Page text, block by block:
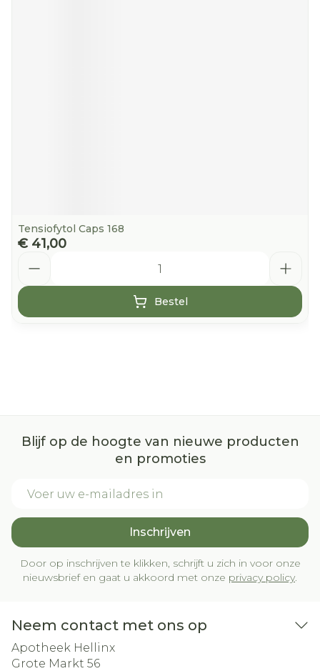
Tensiofytol Caps 168
€ 41,00
Bestel
Blijf op de hoogte van nieuwe producten
en promoties
Inschrijven
Door op inschrijven te klikken, schrijft u zich in voor onze
nieuwsbrief en gaat u akkoord met onze privacy policy.
Neem contact met ons op
Apotheek Hellinx
Grote Markt 56